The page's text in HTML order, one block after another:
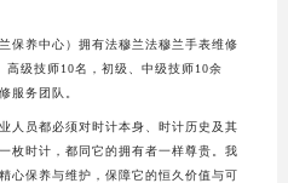
保养中心）拥有法穆兰法穆兰手表维修
级技师10名，初级、中级技师10余
服务团队。
人员都必须对时计本身、时计历史及其
枚时计，都同它的拥有者一样尊贵。我
心保养与维护，保障它的恒久价值与可